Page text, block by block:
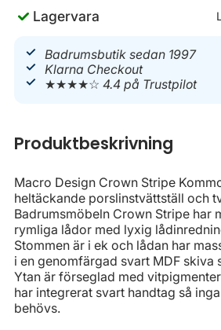
Lagervara
Badrumsbutik sedan 1997
Klarna Checkout
★★★★☆4.4 på Trustpilot
Produktbeskrivning
Macro Design Crown Stripe
heltäckande porslinstvättställ och
Badrumsmöbeln Crown Stripe har
rymliga lådor med lyxig
Stommen är i ek och lådan har
i en genomfärgad svart MDF skiva
Ytan är förseglad med
har integrerat svart handtag så
behövs.